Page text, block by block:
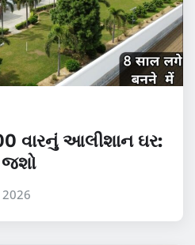
વારનું આલીશાન ઘર:
જશો
2026